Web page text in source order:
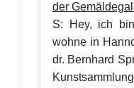
nachfolgend
von den
dargestellt ist:
der
S: Hey, ich
wohne in
dr. Bernhard